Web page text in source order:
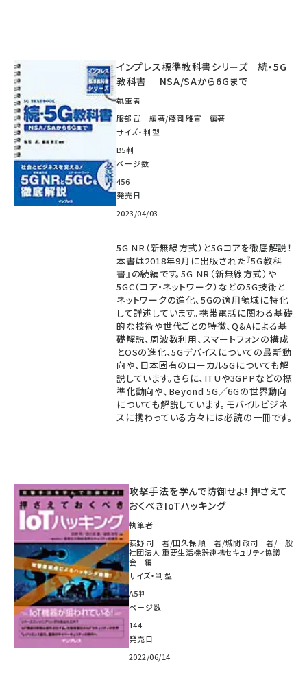
インプレス標準教科書シリーズ 続・5G
教科書 NSA/SAから6Gまで
執筆者
服部 武 編著/藤岡 雅宣 編著
サイズ・判型
B5判
ページ数
456
発売日
2023/04/03
5G NR（新無線方式）と5Gコアを徹底解説！
本書は2018年9月に出版された『5G教科
書』の続編です。5G NR（新無線方式）や
5GC（コア・ネットワーク）などの5G技術と
ネットワークの進化、5Gの適用領域に特化
して詳述しています。携帯電話に関わる基礎
的な技術や世代ごとの特徴、Q&Aによる基
礎解説、周波数利用、スマートフォンの構成
とOSの進化、5Gデバイスについての最新動
向や、日本固有のローカル5Gについても解
説しています。さらに、ITUや3GPPなどの標
準化動向や、Beyond 5G／6Gの世界動向
についても解説しています。モバイルビジネ
スに携わっている方々には必読の一冊です。
攻撃手法を学んで防御せよ! 押さえて
おくべきIoTハッキング
執筆者
荻野 司 著/田久保 順 著/城間 政司 著/一般
社団法人 重要生活機器連携セキュリティ協議
会 編
サイズ・判型
A5判
ページ数
144
発売日
2022/06/14